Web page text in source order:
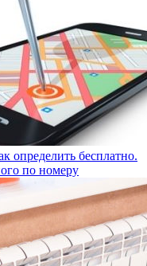
определить бесплатно.
по номеру